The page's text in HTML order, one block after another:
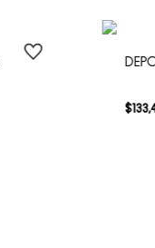
$133,